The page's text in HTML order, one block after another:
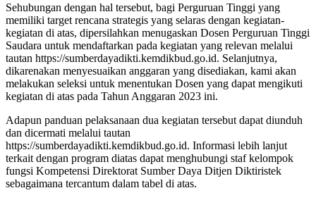
Sehubungan dengan hal tersebut, bagi Perguruan Tinggi yang
memiliki target rencana strategis yang selaras dengan kegiatan-
kegiatan di atas, dipersilahkan menugaskan Dosen Perguruan Tinggi
Saudara untuk mendaftarkan pada kegiatan yang relevan melalui
tautan https://sumberdayadikti.kemdikbud.go.id. Selanjutnya,
dikarenakan menyesuaikan anggaran yang disediakan, kami akan
melakukan seleksi untuk menentukan Dosen yang dapat mengikuti
kegiatan di atas pada Tahun Anggaran 2023 ini.
Adapun panduan pelaksanaan dua kegiatan tersebut dapat diunduh
dan dicermati melalui tautan
https://sumberdayadikti.kemdikbud.go.id. Informasi lebih lanjut
terkait dengan program diatas dapat menghubungi staf kelompok
fungsi Kompetensi Direktorat Sumber Daya Ditjen Diktiristek
sebagaimana tercantum dalam tabel di atas.